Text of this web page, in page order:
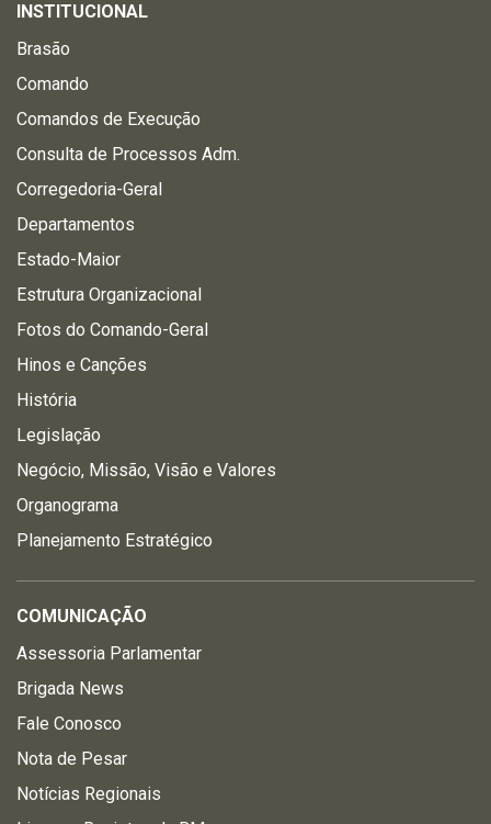
INSTITUCIONAL
Brasão
Comando
Comandos de Execução
Consulta de Processos Adm.
Corregedoria-Geral
Departamentos
Estado-Maior
Estrutura Organizacional
Fotos do Comando-Geral
Hinos e Canções
História
Legislação
Negócio, Missão, Visão e Valores
Organograma
Planejamento Estratégico
COMUNICAÇÃO
Assessoria Parlamentar
Brigada News
Fale Conosco
Nota de Pesar
Notícias Regionais